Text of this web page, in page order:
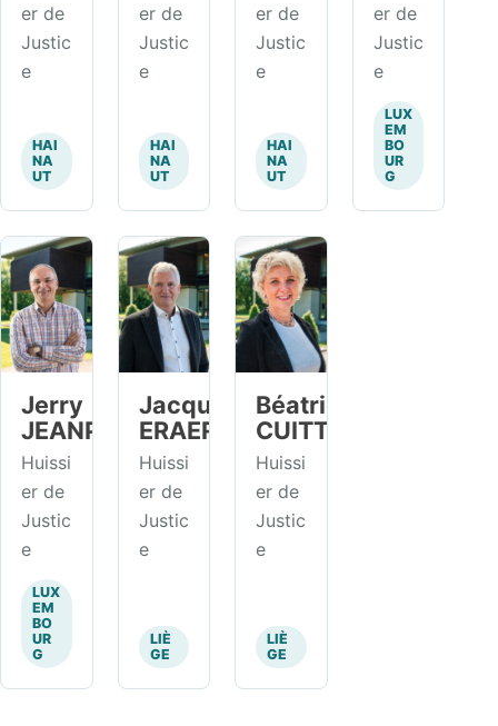
er de
Justic
e
HAI
NA
UT
er de
Justic
e
HAI
NA
UT
er de
Justic
e
HAI
NA
UT
er de
Justic
e
LUX
EM
BO
UR
G
Jerry
JEANPIERRE
Huissi
er de
Justic
e
LUX
EM
BO
UR
G
Jacques
ERAERTS
Huissi
er de
Justic
e
LIÈ
GE
Béatrice
CUITTE
Huissi
er de
Justic
e
LIÈ
GE